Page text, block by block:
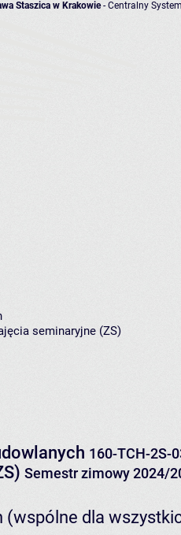
Staszica w Krakowie- Centralny
seminaryjne (ZS)
160-TCH-2S-
Semestr zimowy 2024/
dla